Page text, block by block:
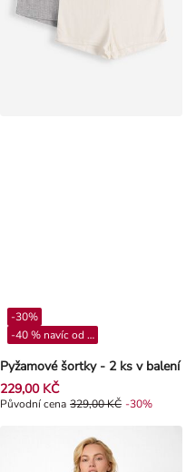
Pyžamové šortky - 2 ks v balení
-30%
-40 % navíc od 4**
229,00 KČ
Původní cena 329,00 Kč, Sleva -
Původní cena 329,00 KČ -30%